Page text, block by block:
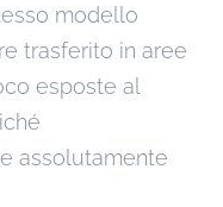
modello
trasferito in aree
esposte al
assolutamente